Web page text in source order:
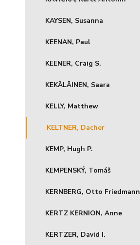
KAYSEN, Susanna
KEENAN, Paul
KEENER, Craig S.
KEKÄLÄINEN, Saara
KELLY, Matthew
KELTNER, Dacher
KEMP, Hugh P.
KEMPENSKÝ, Tomáš
KERNBERG, Otto Friedmann
KERTZ KERNION, Anne
KERTZER, David I.